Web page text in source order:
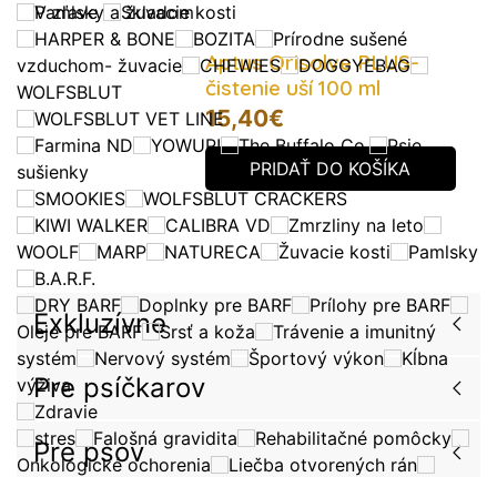
Pamlsky a žuvacie kosti
HARPER & BONE
BOZITA
Prírodne sušené
vzduchom- žuvacie
CHEWIES
DOGGYEBAG
WOLFSBLUT
WOLFSBLUT VET LINE
Farmina ND
YOWUP! The Buffalo Co.
Psie
sušienky
SMOOKIES
WOLFSBLUT CRACKERS
KIWI WALKER
CALIBRA VD
Zmrzliny na leto
WOOLF
MARP NATURECA Žuvacie kosti
Pamlsky
B.A.R.F.
DRY BARF
Doplnky pre BARF
Prílohy pre BARF
Oleje pre BARF
Srsť a koža
Trávenie a imunitný
systém
Nervový systém Športový výkon
Kĺbna
výživa
Zdravie
stres
Falošná gravidita
Rehabilitačné pomôcky
Onkologické ochorenia
Liečba otvorených rán
V zľave Skladom
Aptus Orisolve PLUS-
čistenie uší 100 ml
15,40€
PRIDAŤ DO KOŠÍKA
Exkluzívne
Pre psíčkarov
Pre psov